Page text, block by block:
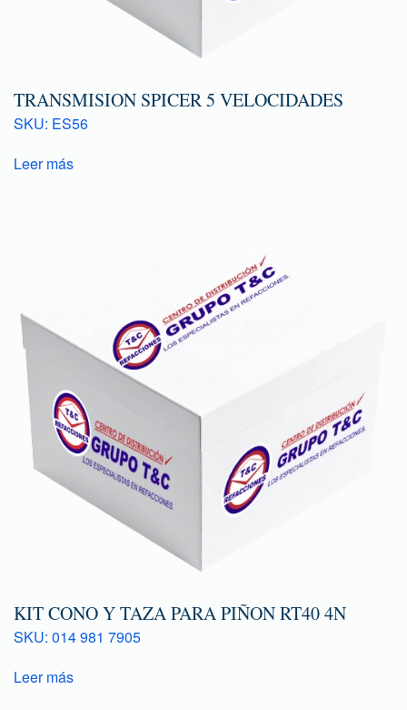
TRANSMISION SPICER 5 VELOCIDADES
SKU: ES56
Leer más
KIT CONO Y TAZA PARA PIÑON RT40 4N
SKU: 014 981 7905
Leer más